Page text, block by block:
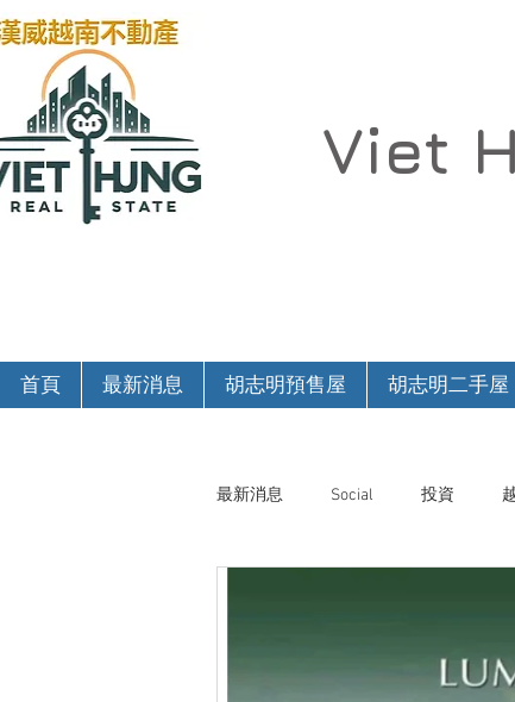
Viet
首頁 最新消息 胡志明預售屋 胡志明二手屋
最新消息 Social 投資